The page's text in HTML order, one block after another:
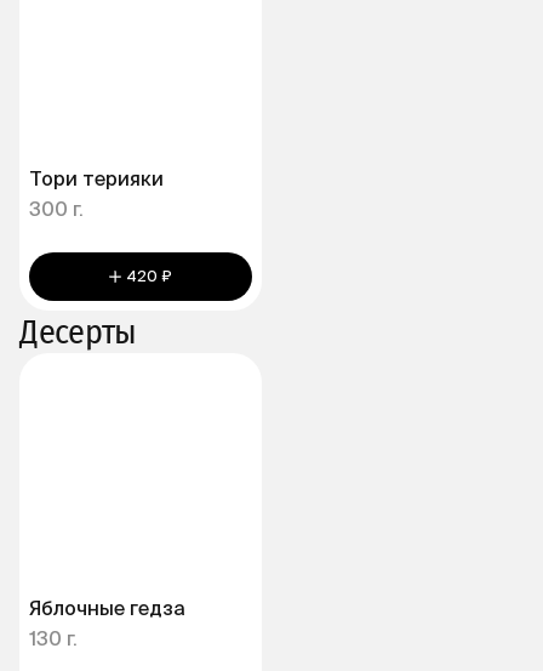
Тори терияки
300 г.
420 ₽
Десерты
Яблочные гедза
130 г.